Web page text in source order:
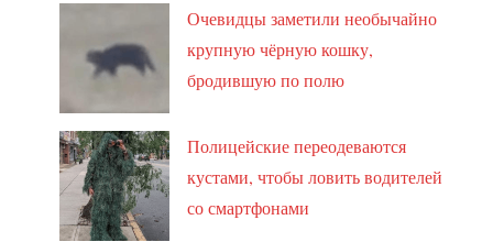
Очевидцы заметили необычайно
крупную чёрную кошку,
бродившую по полю
Полицейские переодеваются
кустами, чтобы ловить водителей
со смартфонами